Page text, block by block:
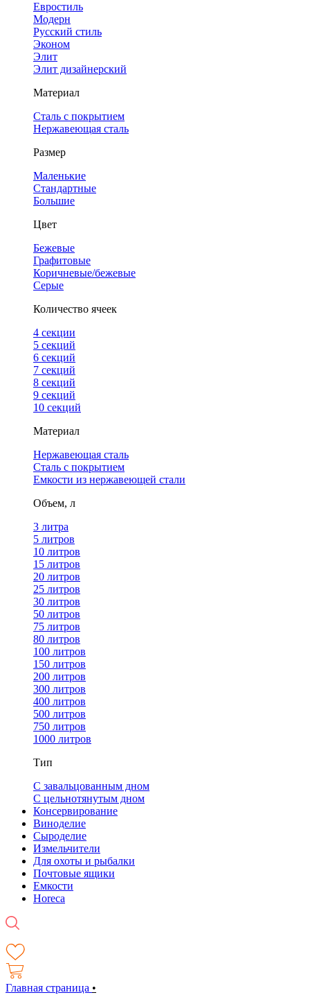
Евростиль
Модерн
Русский стиль
Эконом
Элит
Элит дизайнерский
Материал
Сталь с покрытием
Нержавеющая сталь
Размер
Маленькие
Стандартные
Большие
Цвет
Бежевые
Графитовые
Коричневые/бежевые
Серые
Количество ячеек
4 cекции
5 секций
6 секций
7 секций
8 секций
9 секций
10 секций
Материал
Нержавеющая сталь
Сталь с покрытием
Емкости из нержавеющей стали
Объем, л
3 литра
5 литров
10 литров
15 литров
20 литров
25 литров
30 литров
50 литров
75 литров
80 литров
100 литров
150 литров
200 литров
300 литров
400 литров
500 литров
750 литров
1000 литров
Тип
С завальцованным дном
С цельнотянутым дном
Консервирование
Виноделие
Сыроделие
Измельчители
Для охоты и рыбалки
Почтовые ящики
Емкости
Horeca
Главная страница •